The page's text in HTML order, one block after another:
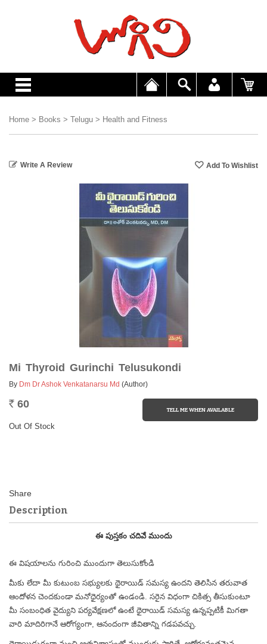
Home > Books > Telugu > Health and Fitness
Write A Review
Mi Thyroid Gurinchi Telusukondi
By Dm Dr Ashok Venkatanarsu Md (Author)
Rs. 60
Out Of Stock
Description
ఈ పుస్తకం చదివే ముందు
ఈ విషయాలను గురించి ముందుగా తెలుసుకోండి
మీకు లేదా మీ కుటుంబ సభ్యులకు థైరాయిడ్ సమస్య ఉందని తెలిసిన తరువాత
ఆందోళన చెందకుండా మనోధైర్యంతో ఉండండి. సరైన విధంగా చికిత్స తీసుకుంటూ
మీ సంబంధిత వైద్యుని పర్యవేక్షణలో ఉంటే థైరాయిడ్ సమస్య ఉన్నప్పటికీ మిగతా
వారి మాదిరిగానే ఆరోగ్యంగా, ఆనందంగా జీవితాన్ని గడపవచ్చు.